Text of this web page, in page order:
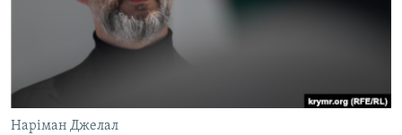
СВІДЧЕННЯ ОКУПАЦІЇ
УКРАЇНСЬКА ПРОБЛЕМА КРИМУ
ІНФОГРАФІКА
ДОЛУЧАЙСЯ!
Наріман Джелал